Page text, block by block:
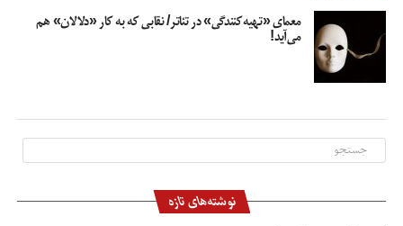
معمای «تهیه‌کنندگی» در تئاتر/ نقابی که به کار «دلالان» هم
می‌آید!
نوشته‌های تازه